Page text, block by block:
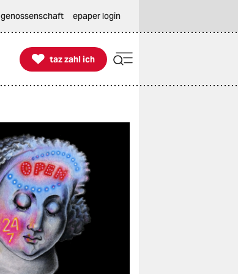
genossenschaft epaper login

taz zahl ich
taz zahl ich